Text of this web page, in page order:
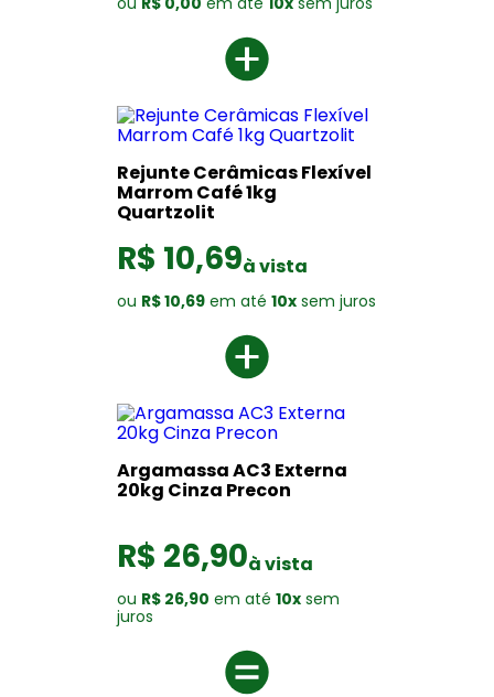
Rejunte Cerâmicas Flexível
Marrom Café 1kg
Quartzolit
R$ 10,69à vista
ou R$ 10,69 em até10x sem juros
Argamassa AC3 Externa
20kg Cinza Precon
R$ 26,90à vista
ou R$ 26,90 em até10x sem
juros